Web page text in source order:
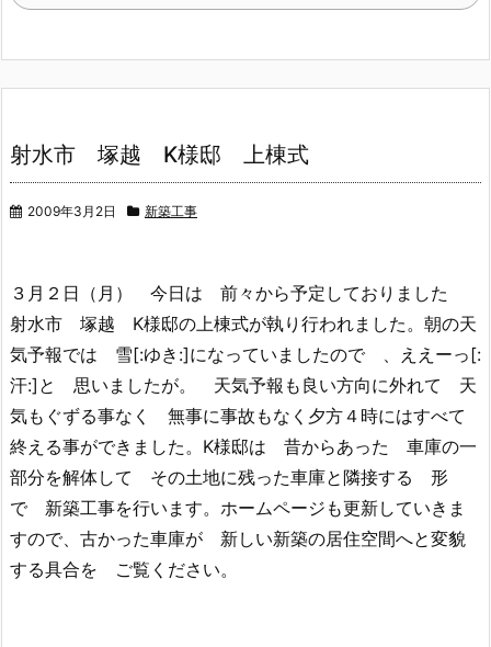
射水市 塚越 K様邸 上棟式
2009年3月2日 新築工事
３月２日（月） 今日は 前々から予定しておりました
射水市 塚越 K様邸の上棟式が執り行われました。朝の天
気予報では 雪[:ゆき:]になっていましたので 、ええーっ[:
汗:]と 思いましたが。 天気予報も良い方向に外れて 天
気もぐずる事なく 無事に事故もなく夕方４時にはすべて
終える事ができました。K様邸は 昔からあった 車庫の一
部分を解体して その土地に残った車庫と隣接する 形
で 新築工事を行います。ホームページも更新していきま
すので、古かった車庫が 新しい新築の居住空間へと変貌
する具合を ご覧ください。